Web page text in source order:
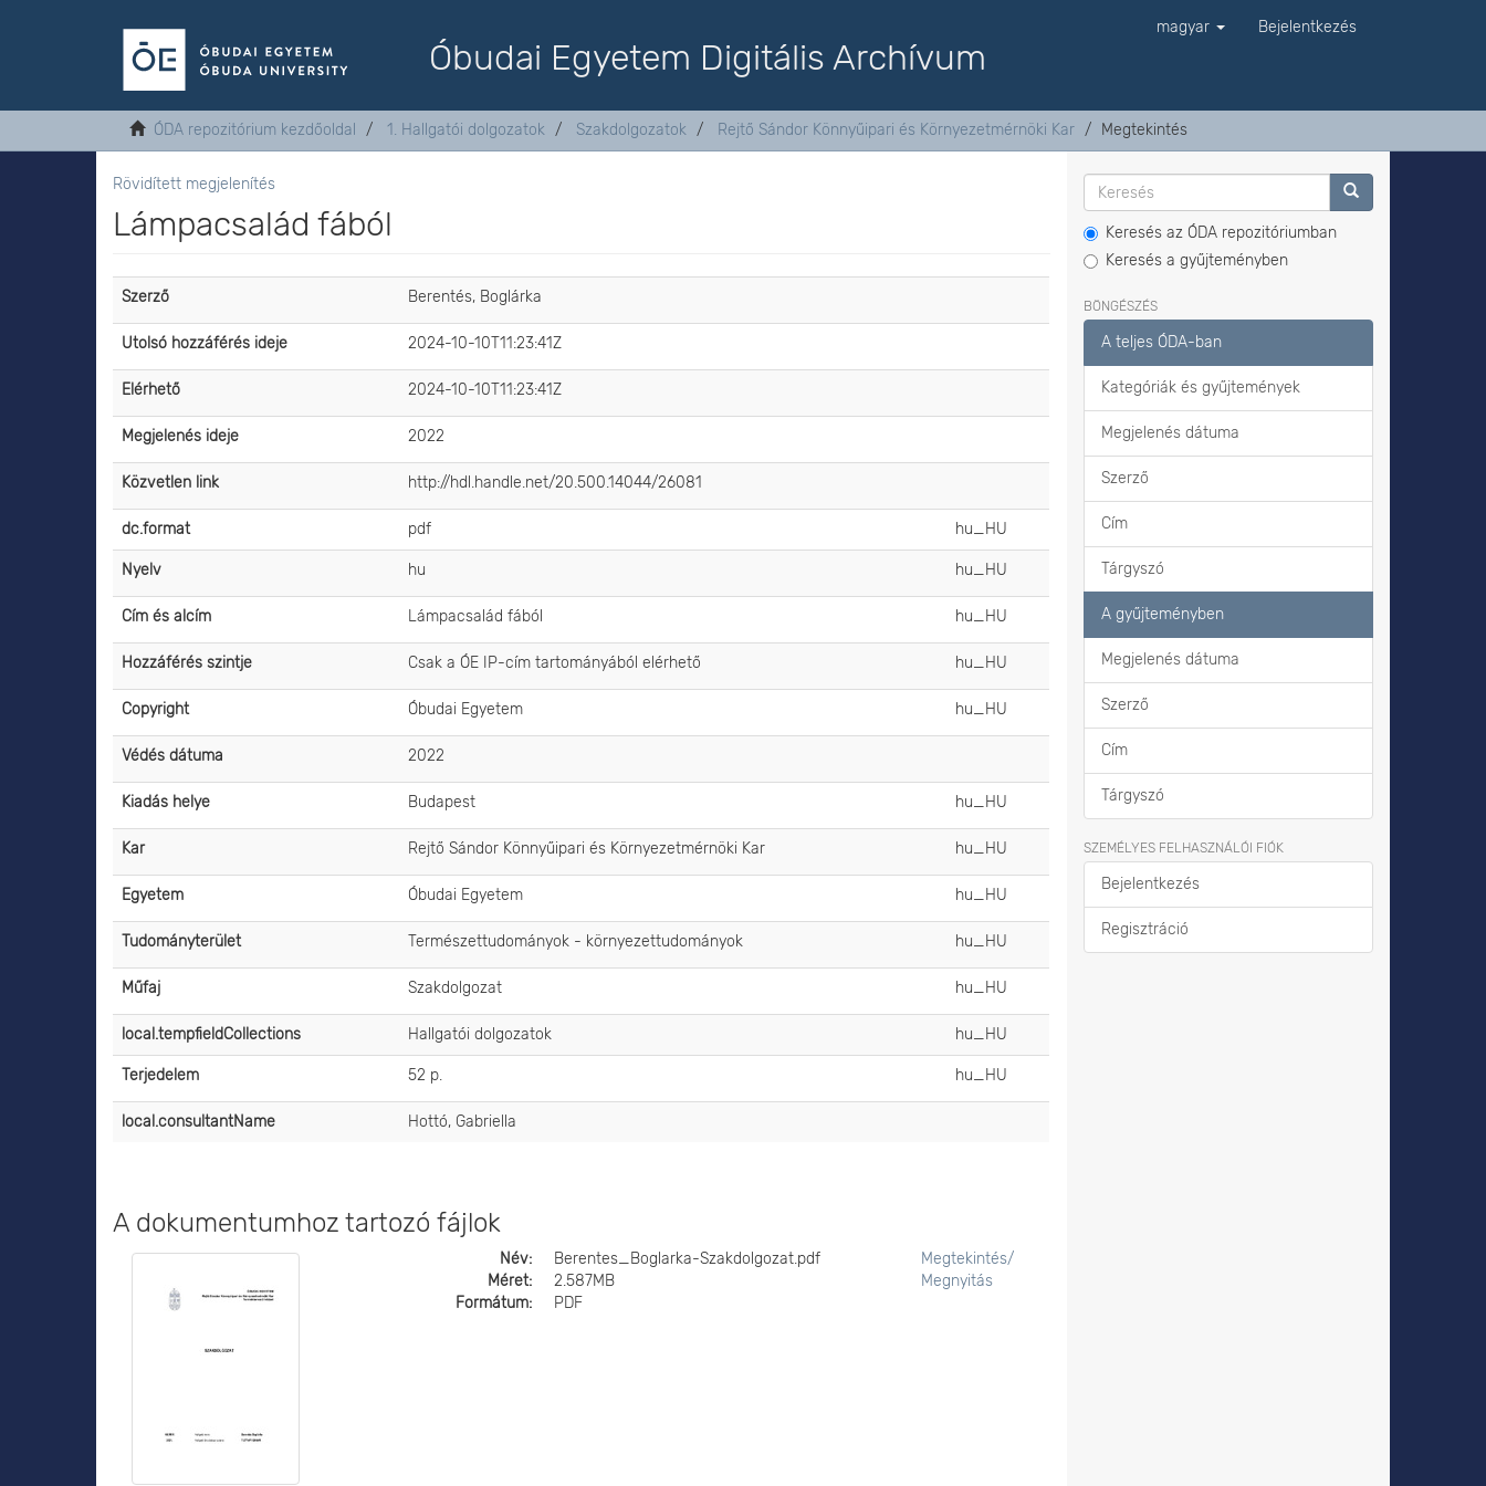
Óbudai Egyetem Digitális Archívum
magyar Bejelentkezés
ÓDA repozitórium kezdőoldal 1. Hallgatói dolgozatok Szakdolgozatok Rejtő Sándor Könnyűipari és Környezetmérnöki Kar Megtekintés
Rövidített megjelenítés
Lámpacsalád fából
Szerző Berentés, Boglárka
Utolsó hozzáférés ideje 2024-10-10T11:23:41Z
Elérhető 2024-10-10T11:23:41Z
Megjelenés ideje 2022
Közvetlen link http://hdl.handle.net/20.500.14044/26081
dc.format pdf hu_HU
Nyelv hu hu_HU
Cím és alcím Lámpacsalád fából hu_HU
Hozzáférés szintje Csak a ÓE IP-cím tartományából elérhető hu_HU
Copyright Óbudai Egyetem hu_HU
Védés dátuma 2022
Kiadás helye Budapest hu_HU
Kar Rejtő Sándor Könnyűipari és Környezetmérnöki Kar hu_HU
Egyetem Óbudai Egyetem hu_HU
Tudományterület Természettudományok - környezettudományok hu_HU
Műfaj Szakdolgozat hu_HU
local.tempfieldCollections Hallgatói dolgozatok hu_HU
Terjedelem 52 p. hu_HU
local.consultantName Hottó, Gabriella
A dokumentumhoz tartozó fájlok
Név:
Berentes_Boglarka-Szakdolgozat.pdf
Méret:
2.587MB
Formátum:
PDF
Megtekintés/
Megnyitás
Keresés az ÓDA repozitóriumban
Keresés a gyűjteményben
BÖNGÉSZÉS
A teljes ÓDA-ban
Kategóriák és gyűjtemények
Megjelenés dátuma
Szerző
Cím
Tárgyszó
A gyűjteményben
Megjelenés dátuma
Szerző
Cím
Tárgyszó
SZEMÉLYES FELHASZNÁLÓI FIÓK
Bejelentkezés
Regisztráció